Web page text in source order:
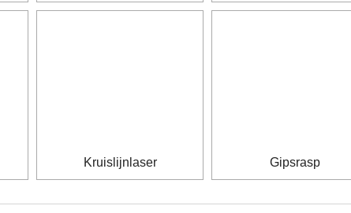
Kruislijnlaser Gipsrasp